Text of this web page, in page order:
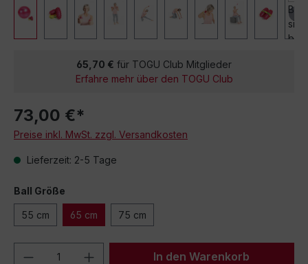
65,70 € für TOGU Club Mitglieder
Erfahre mehr über den TOGU Club
73,00 €*
Preise inkl. MwSt. zzgl. Versandkosten
Lieferzeit: 2-5 Tage
Ball Größe
55 cm 65 cm 75 cm
Produkt Anzahl: Gib denIn den Warenkorb